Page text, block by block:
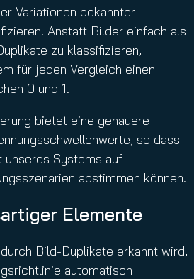
Variationen bekannter
Anstatt Bilder einfach als
zu klassifizieren,
für jeden Vergleich einen
0 und 1.
bietet eine genauere
so dass
Systems auf
abstimmen können.
Elemente
Bild-Duplikate erkannt wird,
automatisch